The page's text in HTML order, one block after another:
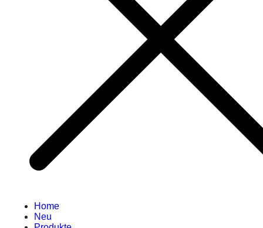
Home
Neu